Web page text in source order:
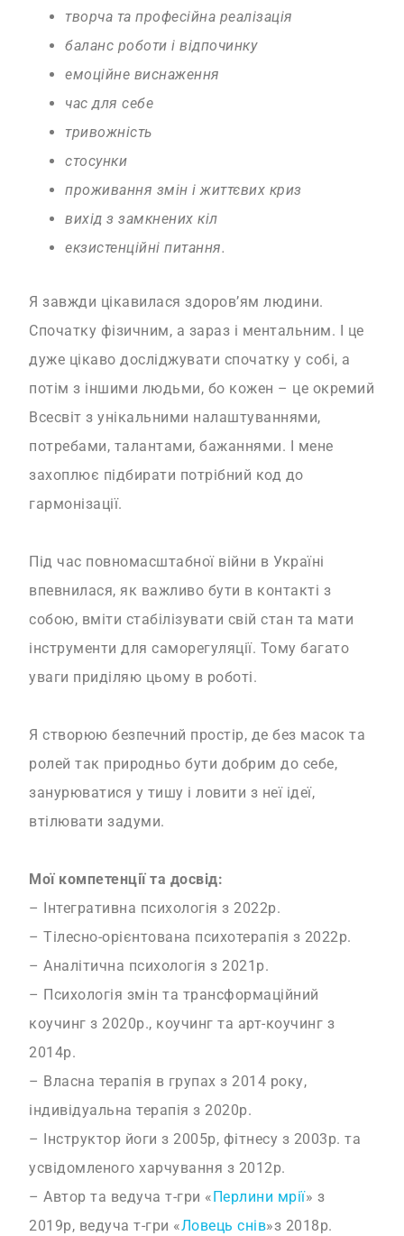
творча та професійна реалізація
баланс роботи і відпочинку
емоційне виснаження
час для себе
тривожність
стосунки
проживання змін і життєвих криз
вихід з замкнених кіл
екзистенційні питання.
Я завжди цікавилася здоров’ям людини.
Спочатку фізичним, а зараз і ментальним. І це
дуже цікаво досліджувати спочатку у собі, а
потім з іншими людьми, бо кожен – це окремий
Всесвіт з унікальними налаштуваннями,
потребами, талантами, бажаннями. І мене
захоплює підбирати потрібний код до
гармонізації.
Під час повномасштабної війни в Україні
впевнилася, як важливо бути в контакті з
собою, вміти стабілізувати свій стан та мати
інструменти для саморегуляції. Тому багато
уваги приділяю цьому в роботі.
Я створюю безпечний простір, де без масок та
ролей так природньо бути добрим до себе,
занурюватися у тишу і ловити з неї ідеї,
втілювати задуми.
Мої компетенції та досвід:
– Інтегративна психологія з 2022р.
– Тілесно-орієнтована психотерапія з 2022р.
– Аналітична психологія з 2021р.
– Психологія змін та трансформаційний
коучинг з 2020р., коучинг та арт-коучинг з
2014р.
– Власна терапія в групах з 2014 року,
індивідуальна терапія з 2020р.
– Інструктор йоги з 2005р, фітнесу з 2003р. та
усвідомленого харчування з 2012р.
– Автор та ведуча т-гри «Перлини мрії» з
2019р, ведуча т-гри «Ловець снів»з 2018р.